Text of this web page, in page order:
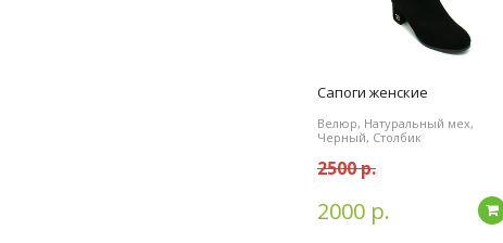
Сапоги женские
Велюр, Натуральный мех,
Черный, Столбик
2500 р.
2000 р.